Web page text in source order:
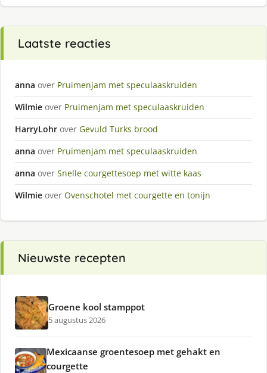
Laatste reacties
anna over Pruimenjam met speculaaskruiden
Wilmie over Pruimenjam met speculaaskruiden
HarryLohr over Gevuld Turks brood
anna over Pruimenjam met speculaaskruiden
anna over Snelle courgettesoep met witte kaas
Wilmie over Ovenschotel met courgette en tonijn
Nieuwste recepten
Groene kool stamppot
5 augustus 2026
Mexicaanse groentesoep met gehakt en
courgette